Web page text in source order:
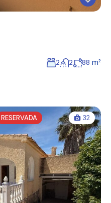
2 2 88 m²
RESERVADA 32